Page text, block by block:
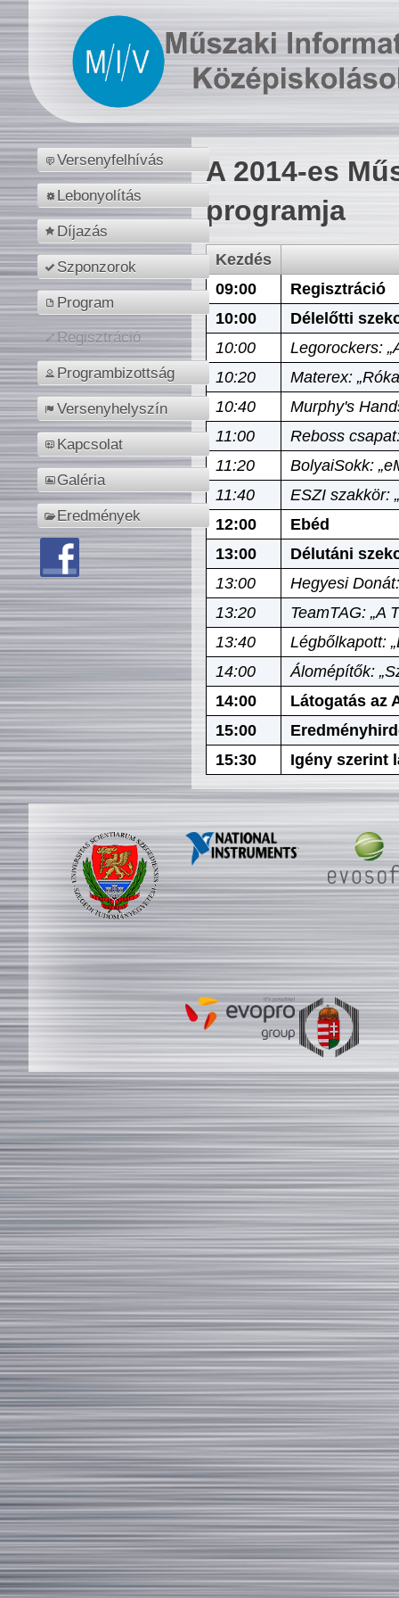
Versenyfelhívás
Lebonyolítás
Díjazás
Szponzorok
Program
Regisztráció
Programbizottság
Versenyhelyszín
Kapcsolat
Galéria
Eredmények
A 2014-es
programja
Kezdés
09:00
Regisztráció
10:00
Délelőtti
10:00
Legorockers:
10:20
Materex:
10:40
Murphy's
11:00
Reboss
11:20
BolyaiSokk:
11:40
ESZI szakkör:
12:00
Ebéd
13:00
Délutáni
13:00
Hegyesi
13:20
TeamTAG: „A
13:40
Légbőlkapott:
14:00
Álomépítők:
14:00
Látogatás az
15:00
15:30
Igény szerint